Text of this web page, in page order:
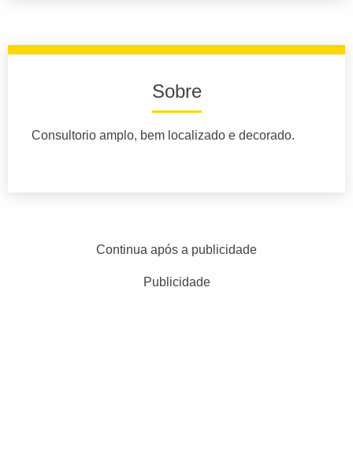
Sobre
Consultorio amplo, bem localizado e decorado.
Continua após a publicidade
Publicidade